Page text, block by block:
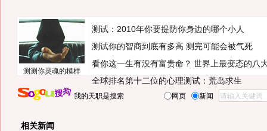
测测你灵魂的模样
测试：2010年你要提防你身边的哪个小人
测试你的智商到底有多高 测完可能会被气死
看你这一生有没有富贵命？ 世界上最变态的八
全球排名第十二位的心理测试：荒岛求生
我的天职是搜索 网页 新闻
相关新闻